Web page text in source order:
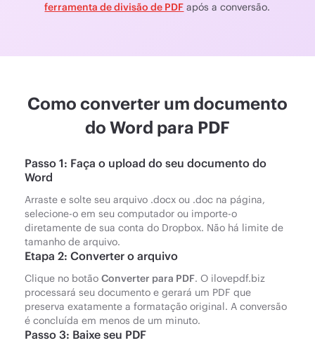
ferramenta de divisão de PDF após a conversão.
Como converter um documento
do Word para PDF
Passo 1: Faça o upload do seu documento do
Word
Arraste e solte seu arquivo .docx ou .doc na página,
selecione-o em seu computador ou importe-o
diretamente de sua conta do Dropbox. Não há limite de
tamanho de arquivo.
Etapa 2: Converter o arquivo
Clique no botãoConverter para PDF. O ilovepdf.biz
processará seu documento e gerará um PDF que
preserva exatamente a formatação original. A conversão
é concluída em menos de um minuto.
Passo 3: Baixe seu PDF